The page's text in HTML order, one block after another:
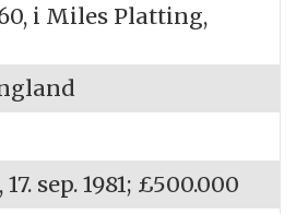
i Miles Platting,
sep. 1981; £500.000